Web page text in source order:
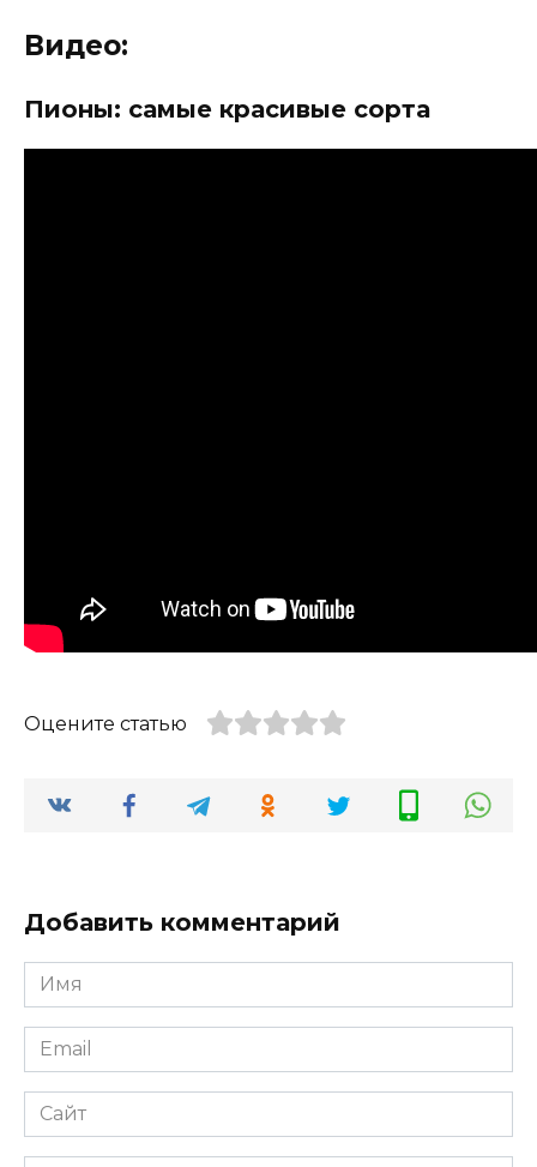
Видео:
Пионы: самые красивые сорта
Оцените статью
Добавить комментарий
Имя
*
Email
*
Сайт